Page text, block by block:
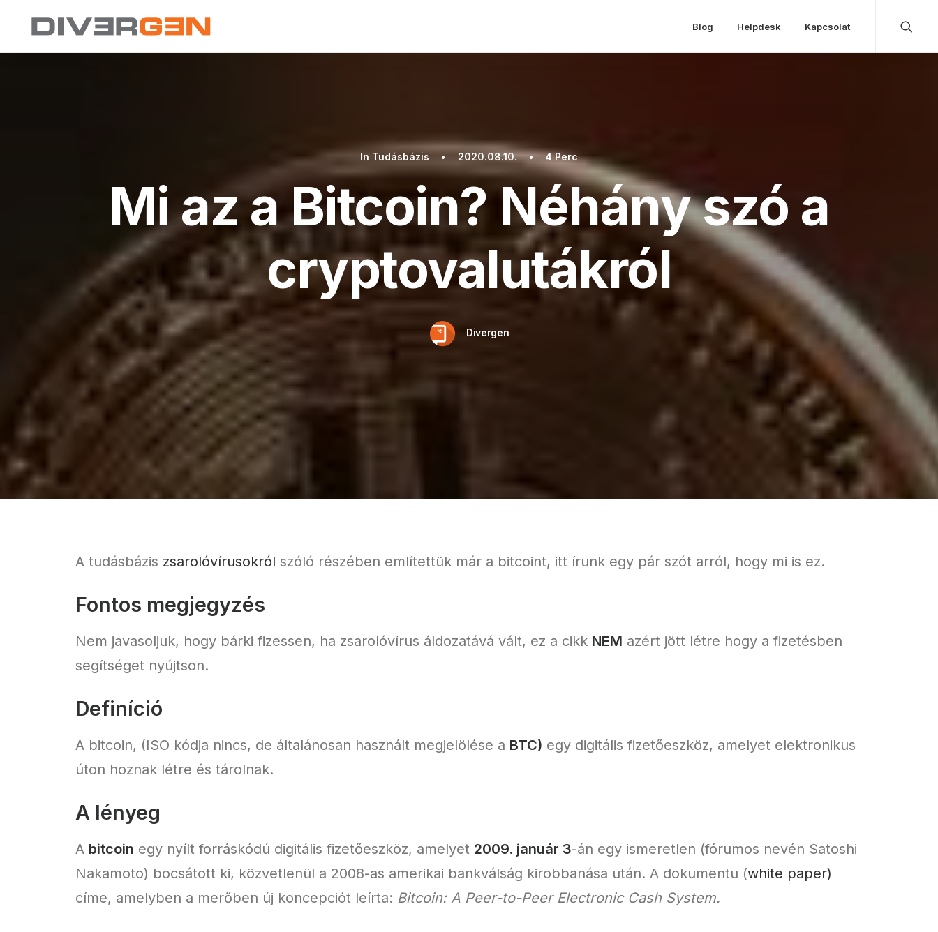
Blog Helpdesk Kapcsolat
In Tudásbázis • 2020.08.10. • 4 Perc
Mi az a Bitcoin? Néhány szó a
cryptovalutákról
Divergen
A tudásbázis zsarolóvírusokról szóló részében említettük már a bitcoint, itt írunk egy pár szót arról, hogy mi is ez.
Fontos megjegyzés
Nem javasoljuk, hogy bárki fizessen, ha zsarolóvírus áldozatává vált, ez a cikk NEM azért jött létre hogy a fizetésben
segítséget nyújtson.
Definíció
A bitcoin, (ISO kódja nincs, de általánosan használt megjelölése a BTC) egy digitális fizetőeszköz, amelyet elektronikus
úton hoznak létre és tárolnak.
A lényeg
A bitcoin egy nyílt forráskódú digitális fizetőeszköz, amelyet 2009. január 3-án egy ismeretlen (fórumos nevén Satoshi
Nakamoto) bocsátott ki, közvetlenül a 2008-as amerikai bankválság kirobbanása után. A dokumentu (white paper)
címe, amelyben a merőben új koncepciót leírta: Bitcoin: A Peer-to-Peer Electronic Cash System.